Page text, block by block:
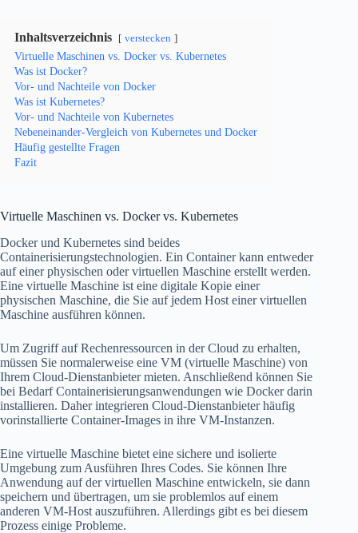
Inhaltsverzeichnis verstecken
Virtuelle Maschinen vs. Docker vs. Kubernetes
Was ist Docker?
Vor- und Nachteile von Docker
Was ist Kubernetes?
Vor- und Nachteile von Kubernetes
Nebeneinander-Vergleich von Kubernetes und Docker
Häufig gestellte Fragen
Fazit
Virtuelle Maschinen vs. Docker vs. Kubernetes
Docker und Kubernetes sind beides
Containerisierungstechnologien. Ein Container kann entweder
auf einer physischen oder virtuellen Maschine erstellt werden.
Eine virtuelle Maschine ist eine digitale Kopie einer
physischen Maschine, die Sie auf jedem Host einer virtuellen
Maschine ausführen können.
Um Zugriff auf Rechenressourcen in der Cloud zu erhalten,
müssen Sie normalerweise eine VM (virtuelle Maschine) von
Ihrem Cloud-Dienstanbieter mieten. Anschließend können Sie
bei Bedarf Containerisierungsanwendungen wie Docker darin
installieren. Daher integrieren Cloud-Dienstanbieter häufig
vorinstallierte Container-Images in ihre VM-Instanzen.
Eine virtuelle Maschine bietet eine sichere und isolierte
Umgebung zum Ausführen Ihres Codes. Sie können Ihre
Anwendung auf der virtuellen Maschine entwickeln, sie dann
speichern und übertragen, um sie problemlos auf einem
anderen VM-Host auszuführen. Allerdings gibt es bei diesem
Prozess einige Probleme.